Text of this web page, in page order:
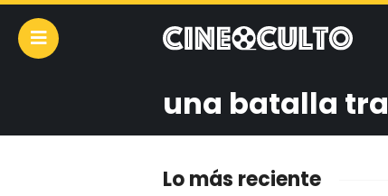
una batalla
Lo más reciente